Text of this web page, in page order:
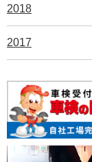
2018
2017